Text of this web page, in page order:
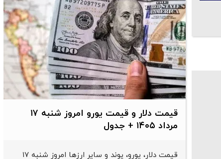
قیمت دلار و قیمت یورو امروز شنبه ۱۷
مرداد ۱۴۰۵ + جدول
قیمت دلار، یورو، پوند و سایر ارز‌ها امروز شنبه ۱۷